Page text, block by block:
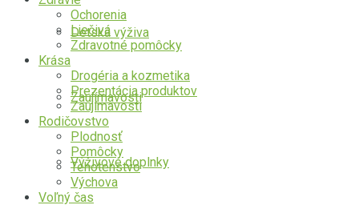
Detská výživa
Zaujímavosti
Výživové doplnky
Ochorenia
Liečivá
Zdravotné pomôcky
Krása
Drogéria a kozmetika
Prezentácia produktov
Zaujímavosti
Rodičovstvo
Plodnosť
Pomôcky
Tehotenstvo
Výchova
Voľný čas